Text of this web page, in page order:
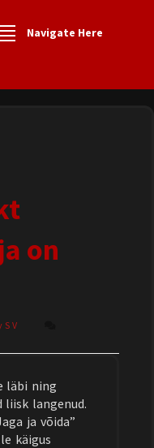
Navigate Here
on
S V
läbi ning
liisk langenud.
ja võida”
käigus